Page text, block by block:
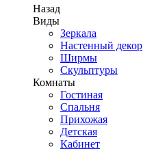
Назад
Виды
Зеркала
Настенный декор
Ширмы
Скульптуры
Комнаты
Гостиная
Спальня
Прихожая
Детская
Кабинет